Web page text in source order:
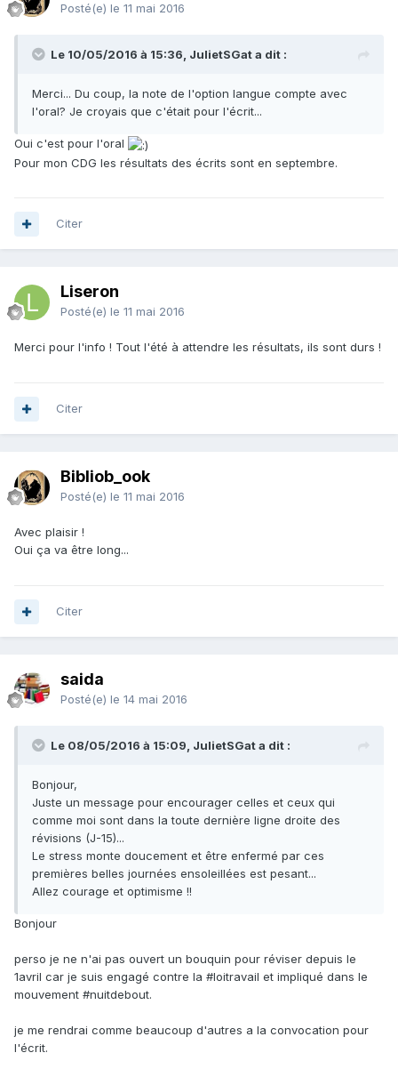
Posté(e) le 11 mai 2016
Le 10/05/2016 à 15:36, JulietSGat a dit :
Merci... Du coup, la note de l'option langue compte avec
l'oral? Je croyais que c'était pour l'écrit...
Oui c'est pour l'oral
Pour mon CDG les résultats des écrits sont en septembre.
Citer
Liseron
Posté(e) le 11 mai 2016
Merci pour l'info ! Tout l'été à attendre les résultats, ils sont durs !
Citer
Bibliob_ook
Posté(e) le 11 mai 2016
Avec plaisir !
Oui ça va être long...
Citer
saida
Posté(e) le 14 mai 2016
Le 08/05/2016 à 15:09, JulietSGat a dit :
Bonjour,
Juste un message pour encourager celles et ceux qui
comme moi sont dans la toute dernière ligne droite des
révisions (J-15)...
Le stress monte doucement et être enfermé par ces
premières belles journées ensoleillées est pesant...
Allez courage et optimisme !!
Bonjour
perso je ne n'ai pas ouvert un bouquin pour réviser depuis le
1avril car je suis engagé contre la #loitravail et impliqué dans le
mouvement #nuitdebout.
je me rendrai comme beaucoup d'autres a la convocation pour
l'écrit.